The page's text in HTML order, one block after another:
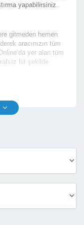
yapabilirsiniz.
gitmeden hemen
aracınızın tüm
yer alan tüm
bir şekilde
ekspertiz
ve oto ekspertiz